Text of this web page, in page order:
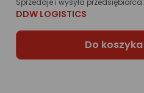
Sprzedaje i wysyła przedsiębiorca:
DDW LOGISTICS
Do koszyka